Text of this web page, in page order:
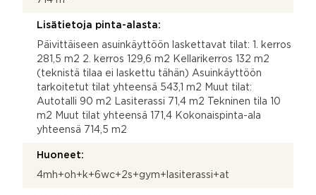
Lisätietoja pinta-alasta:
Päivittäiseen asuinkäyttöön laskettavat tilat: 1. kerros
281,5 m2 2. kerros 129,6 m2 Kellarikerros 132 m2
(teknistä tilaa ei laskettu tähän) Asuinkäyttöön
tarkoitetut tilat yhteensä 543,1 m2 Muut tilat:
Autotalli 90 m2 Lasiterassi 71,4 m2 Tekninen tila 10
m2 Muut tilat yhteensä 171,4 Kokonaispinta-ala
yhteensä 714,5 m2
Huoneet:
4mh+oh+k+6wc+2s+gym+lasiterassi+at